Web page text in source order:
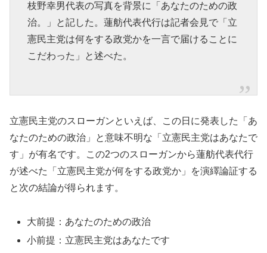
枝野幸男代表の写真を背景に「あなたのための政
治。」と記した。蓮舫代表代行は記者会見で「立
憲民主党は何をする政党かを一言で届けることに
こだわった」と述べた。
立憲民主党のスローガンといえば、この日に発表した「あ
なたのための政治」と意味不明な「立憲民主党はあなたで
す」が有名です。この2つのスローガンから蓮舫代表代行
が述べた「立憲民主党が何をする政党か」を演繹論証する
と次の結論が得られます。
大前提：あなたのための政治
小前提：立憲民主党はあなたです